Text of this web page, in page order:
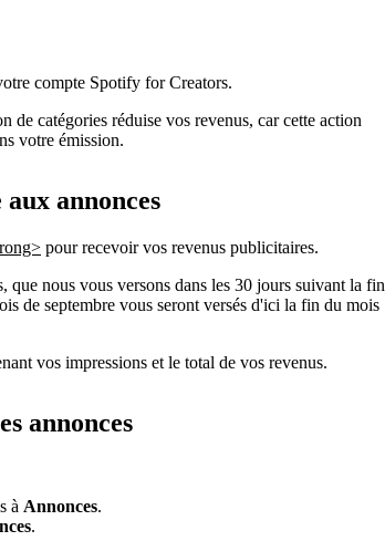
compte Spotify for Creators.
de catégories réduise vos revenus, car cette action
votre émission.
annonces
pour recevoir vos revenus publicitaires.
que nous vous versons dans les 30 jours suivant la fin
de septembre vous seront versés d'ici la fin du mois
vos impressions et le total de vos revenus.
annonces
à Annonces.
.